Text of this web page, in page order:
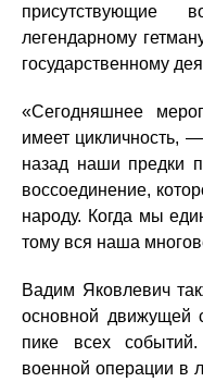
присутствующие
легендарному
государственному
«Сегодняшнее
имеет цикличность,
назад наши предки
воссоединение,
народу. Когда мы
тому вся наша
Вадим Яковлевич
основной движущей
пике всех
военной операции в